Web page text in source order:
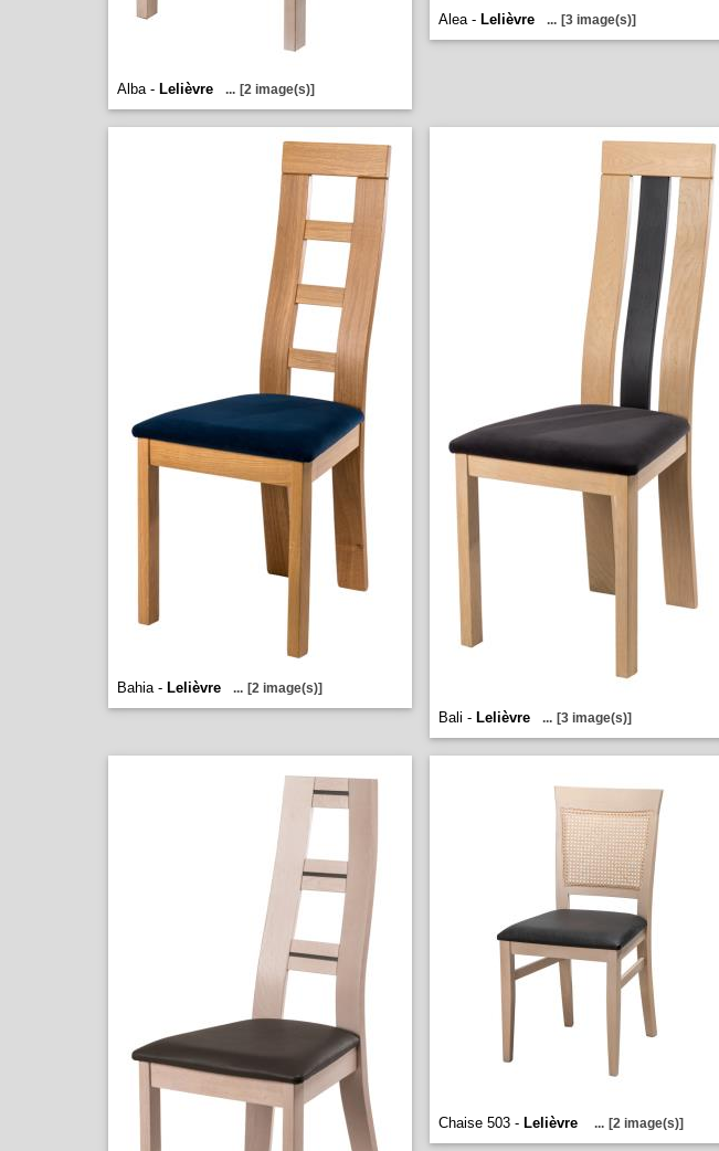
Alba - Lelièvre ... [2 image(s)]
Alea - Lelièvre ... [3 image(s)]
Bahia - Lelièvre ... [2 image(s)]
Bali - Lelièvre ... [3 image(s)]
Chaise 503 - Lelièvre ... [2 image(s)]